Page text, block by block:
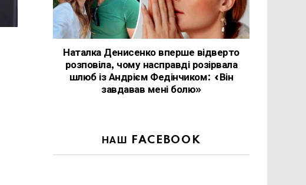
Наталка Денисенко вперше відверто
розповіла, чому насправді розірвала
шлюб із Андрієм Федінчиком: «Він
завдавав мені болю»
НАШ FACEBOOK